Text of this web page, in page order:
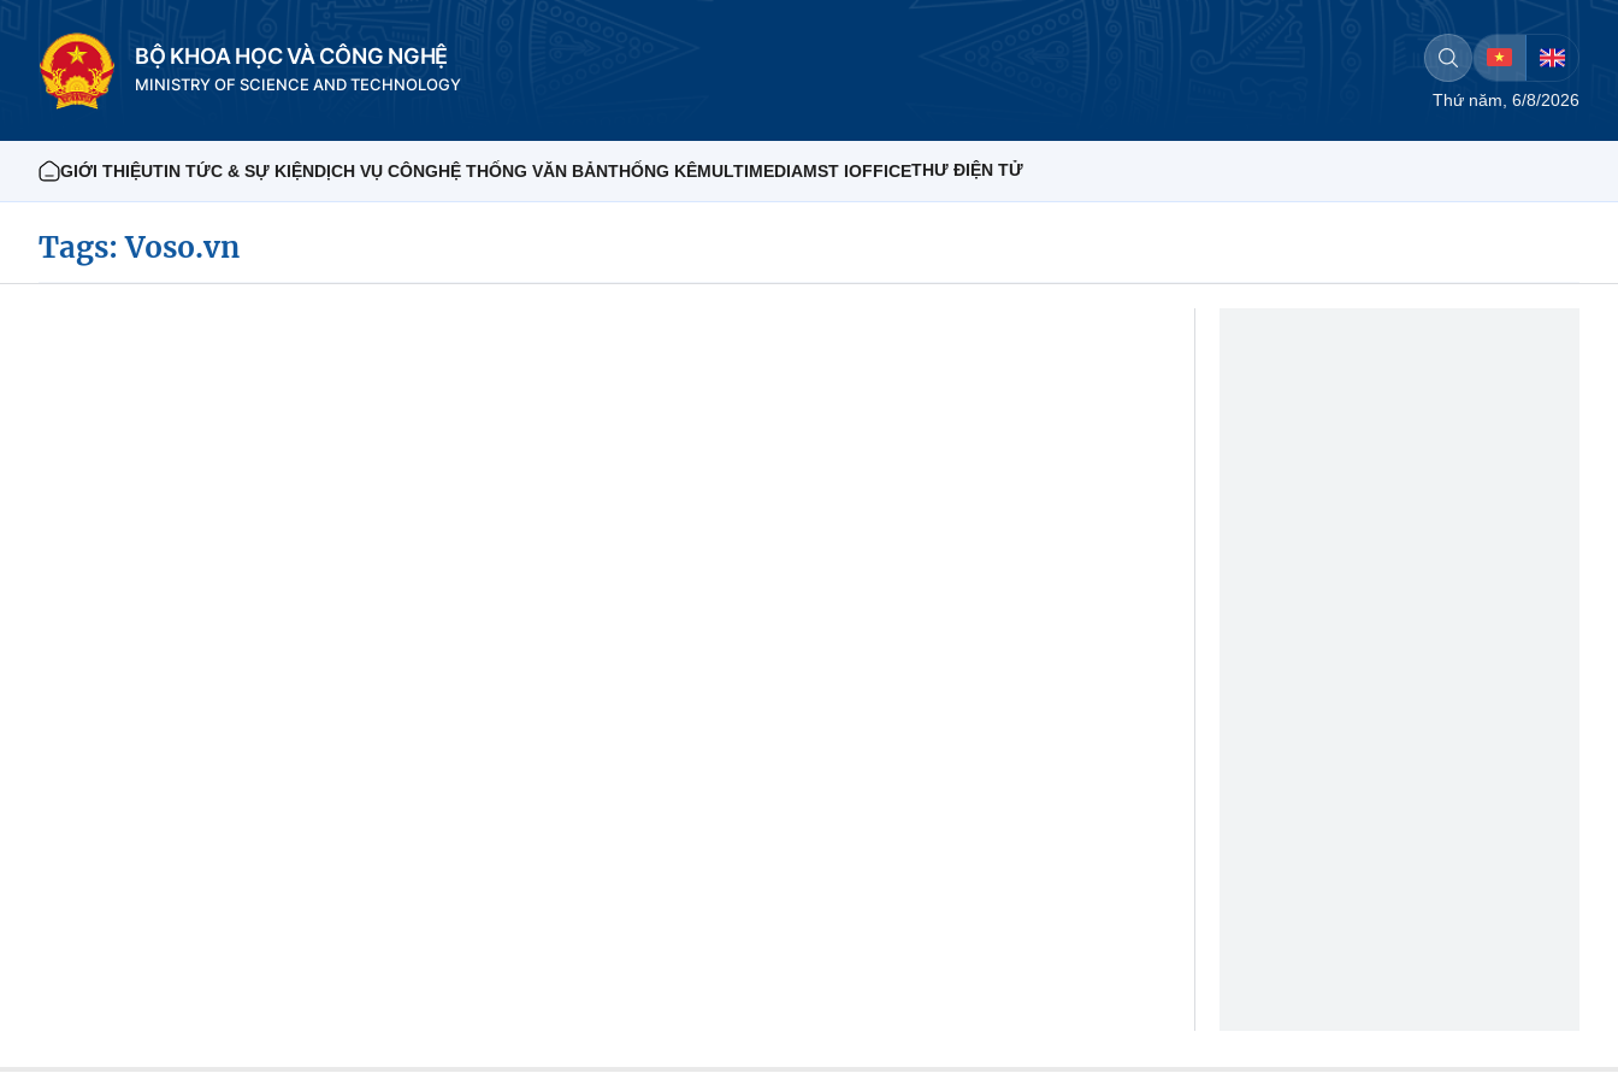
BỘ KHOA HỌC VÀ CÔNG NGHỆ
MINISTRY OF SCIENCE AND TECHNOLOGY
Thứ năm, 6/8/2026
GIỚI THIỆUTIN TỨC & SỰ KIỆNDỊCH VỤ CÔNGHỆ THỐNG VĂN BẢNTHỐNG KÊMULTIMEDIAMST IOFFICETHƯ ĐIỆN TỬ
Tags: Voso.vn